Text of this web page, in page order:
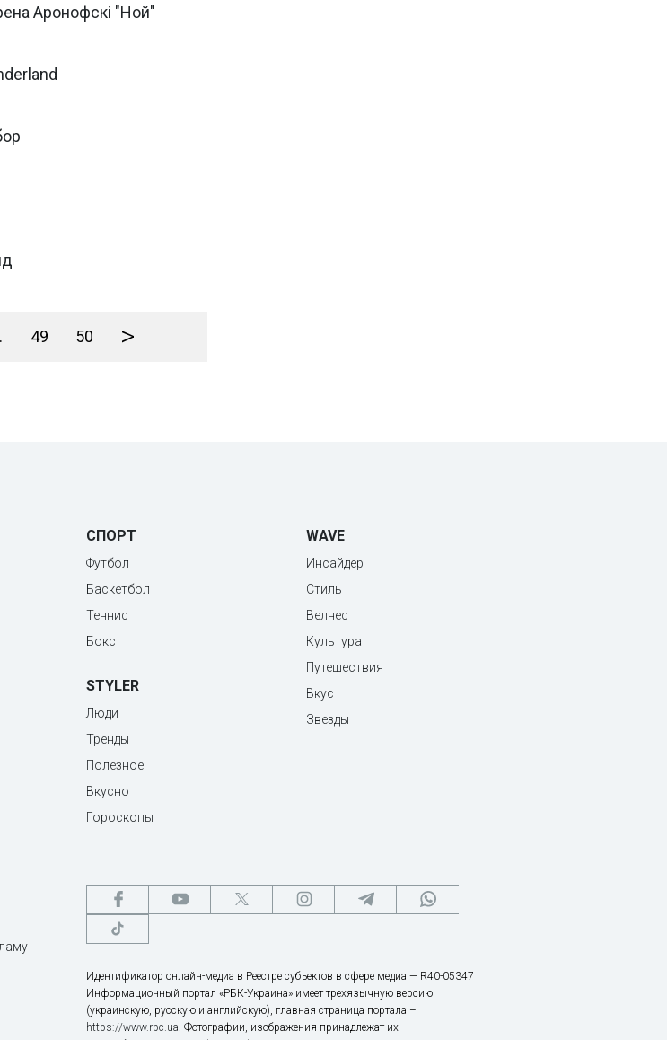
Аронофскі "Ной"
49 50 >
СПОРТ
Футбол
Баскетбол
Теннис
Бокс
STYLER
Люди
Тренды
Полезное
Вкусно
Гороскопы
WAVE
Инсайдер
Стиль
Велнес
Культура
Путешествия
Вкус
Звезды
Идентификатор онлайн-медиа в Реестре субъектов в сфере медиа — R40-05347
Информационный портал «РБК-Украина» имеет трехязычную версию
(украинскую, русскую и английскую), главная страница портала –
https://www.rbc.ua. Фотографии, изображения принадлежат их